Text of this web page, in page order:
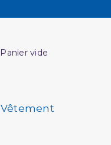
Panier vide
Vêtement